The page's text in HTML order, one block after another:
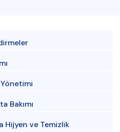
Yönetimi
Bakımı
Hijyen ve Temizlik